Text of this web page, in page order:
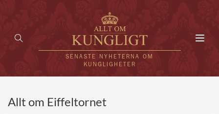
SENASTE NYHETERNA OM
KUNGLIGHETER
Allt om Eiffeltornet